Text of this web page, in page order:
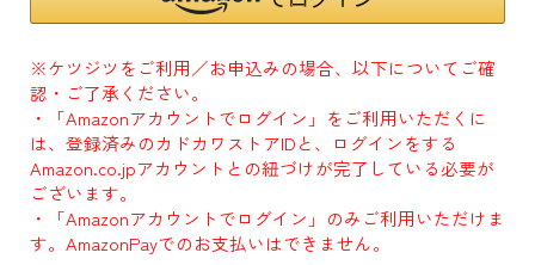
※ケツジツをご利用／お申込みの場合、以下についてご確
認・ご了承ください。
・「Amazonアカウントでログイン」をご利用いただくに
は、登録済みのカドカワストアIDと、ログインをする
Amazon.co.jpアカウントとの紐づけが完了している必要が
ございます。
・「Amazonアカウントでログイン」のみご利用いただけま
す。AmazonPayでのお支払いはできません。